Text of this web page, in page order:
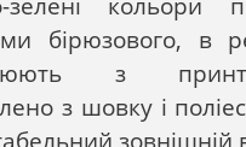
бірюзового, в
з
з шовку і
зовнішній